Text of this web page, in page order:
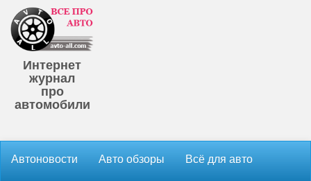
Интернет
журнал
про
автомобили
Автоновости Авто обзоры Всё для авто